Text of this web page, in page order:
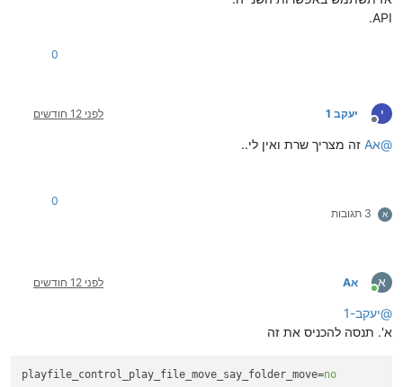
API.
0
י
מנותק
יעקב 1 לפני 12 חודשים
@אA זה מצריך שרת ואין לי..
א 3 תגובות
0
א
מחובר
אA לפני 12 חודשים
@יעקב-1
א'. תנסה להכניס את זה
playfile_control_play_file_move_say_folder_move=no